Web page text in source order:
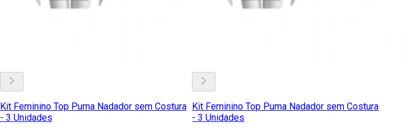
Kit Feminino Top Puma Nadador sem Costura
- 3 Unidades
Kit Feminino Top Puma Nadador sem Costura
- 3 Unidades